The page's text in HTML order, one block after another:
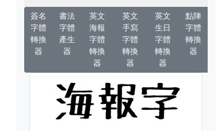
簽名
字體
轉換
器
書法
字體
產生
器
英文
海報
字體
轉換
器
英文
手寫
字體
轉換
器
英文
生日
字體
轉換
器
點陣
字體
轉換
器